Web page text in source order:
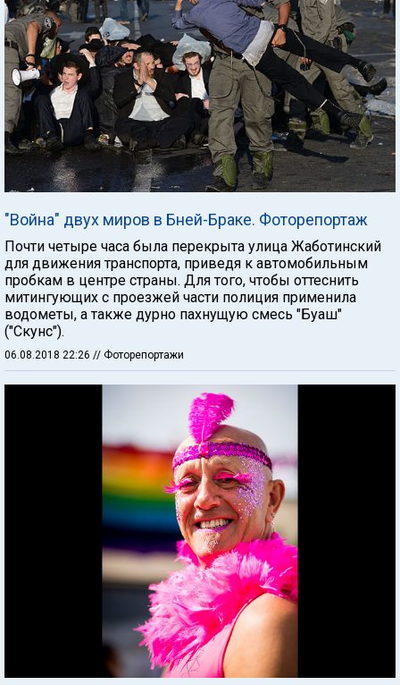
"Война" двух миров в Бней-Браке. Фоторепортаж
Почти четыре часа была перекрыта улица Жаботинский
для движения транспорта, приведя к автомобильным
пробкам в центре страны. Для того, чтобы оттеснить
митингующих с проезжей части полиция применила
водометы, а также дурно пахнущую смесь "Буаш"
("Скунс").
06.08.2018 22:26 // Фоторепортажи